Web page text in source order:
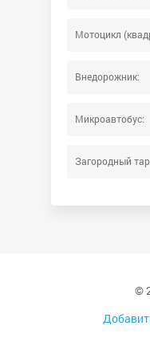
Мотоцикл
Внедорожник:
Микроавтобус:
Загородный
©